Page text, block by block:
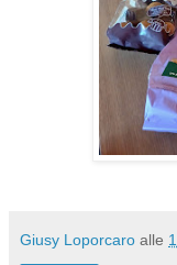
Giusy Loporcaro alle